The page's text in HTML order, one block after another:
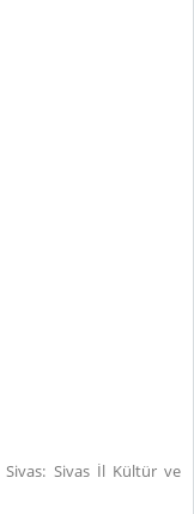
Sivas: Sivas İl Kültür ve